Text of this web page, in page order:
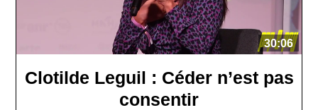
30:06
Clotilde Leguil : Céder n’est pas
consentir